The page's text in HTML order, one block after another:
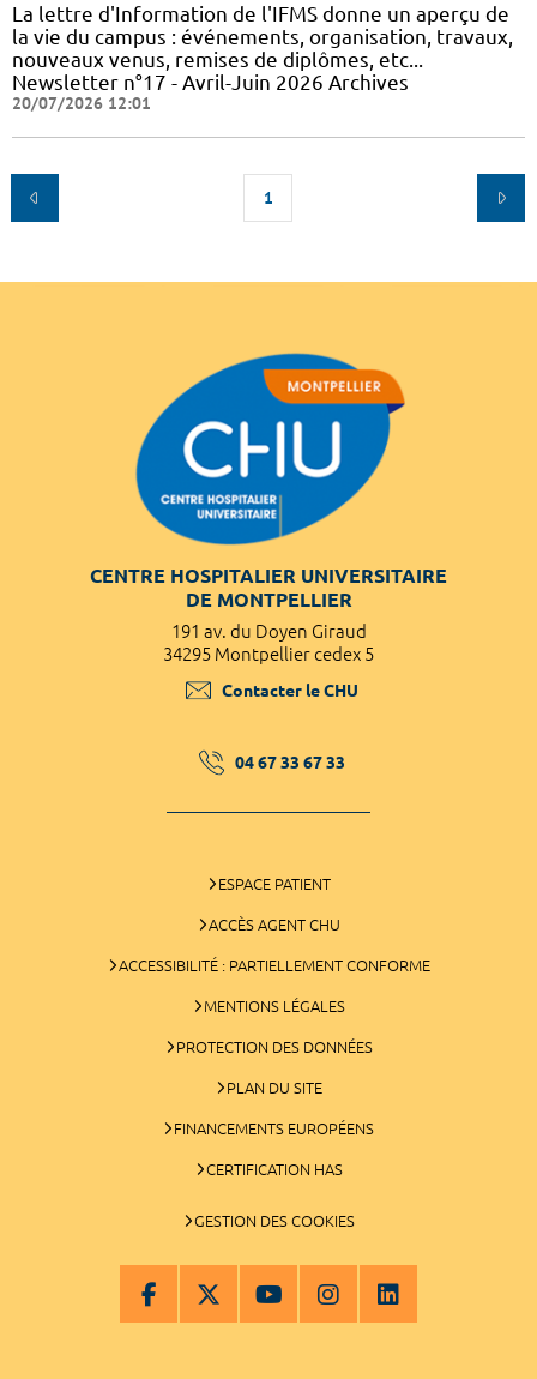
La lettre d'Information de l'IFMS donne un aperçu de
la vie du campus : événements, organisation, travaux,
nouveaux venus, remises de diplômes, etc...
Newsletter n°17 - Avril-Juin 2026 Archives
20/07/2026 12:01
1
CENTRE HOSPITALIER UNIVERSITAIRE
DE MONTPELLIER
191 av. du Doyen Giraud
34295 Montpellier cedex 5
Contacter le CHU
04 67 33 67 33
ESPACE PATIENT
ACCÈS AGENT CHU
ACCESSIBILITÉ : PARTIELLEMENT CONFORME
MENTIONS LÉGALES
PROTECTION DES DONNÉES
PLAN DU SITE
FINANCEMENTS EUROPÉENS
CERTIFICATION HAS
GESTION DES COOKIES